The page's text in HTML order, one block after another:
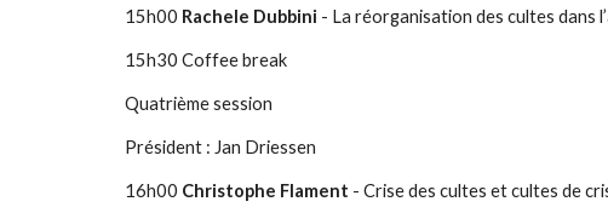
15h00 Rachele Dubbini - La réorganisation des cultes dans
15h30 Coffee break
Quatrième session
Président : Jan Driessen
16h00 Christophe Flament - Crise des cultes et cultes de